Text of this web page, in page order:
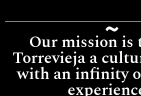
Our mission is
Torrevieja a
with an infinity